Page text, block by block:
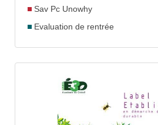
Sav Pc Unowhy
Evaluation de rentrée